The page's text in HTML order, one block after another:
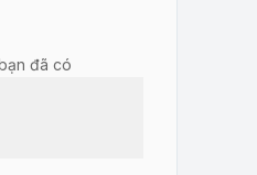
đã có